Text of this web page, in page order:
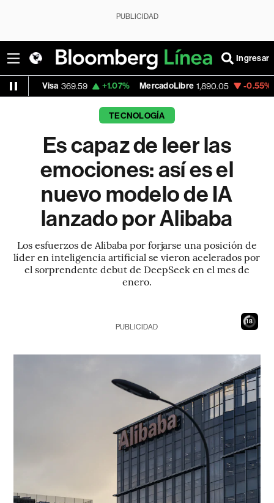
PUBLICIDAD
Ingresar
+1.07% MercadoLibre 1,890.05 -0.55% Banco de
TECNOLOGÍA
Es capaz de leer las
emociones: así es el
nuevo modelo de IA
lanzado por Alibaba
Los esfuerzos de Alibaba por forjarse una posición de
líder en inteligencia artificial se vieron acelerados por
el sorprendente debut de DeepSeek en el mes de
enero.
17
PUBLICIDAD